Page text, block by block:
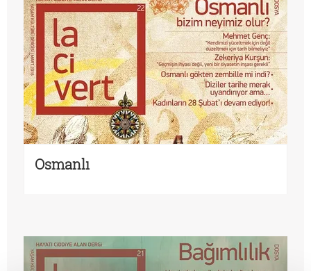
Osmanlı